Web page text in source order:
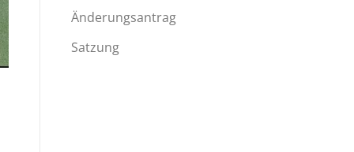
Änderungsantrag
Satzung